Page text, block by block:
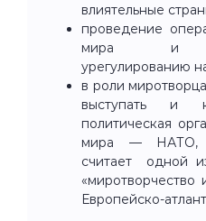
влиятельные
проведение
мира и
урегулированию
в роли
выступать и
политическая
мира — НАТО,
считает одной
Европейско-